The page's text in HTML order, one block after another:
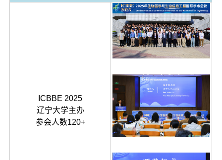
ICBBE 2025
辽宁大学主办
参会人数120+